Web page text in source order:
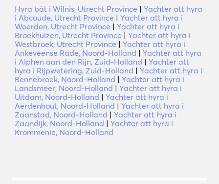
Hyra båt i Wilnis, Utrecht Province | Yachter att hyra
i Abcoude, Utrecht Province | Yachter att hyra i
Woerden, Utrecht Province | Yachter att hyra i
Broekhuizen, Utrecht Province | Yachter att hyra i
Westbroek, Utrecht Province | Yachter att hyra i
Ankeveense Rade, Noord-Holland | Yachter att hyra
i Alphen aan den Rijn, Zuid-Holland | Yachter att
hyra i Rijpwetering, Zuid-Holland | Yachter att hyra i
Bennebroek, Noord-Holland | Yachter att hyra i
Landsmeer, Noord-Holland | Yachter att hyra i
Uitdam, Noord-Holland | Yachter att hyra i
Aerdenhout, Noord-Holland | Yachter att hyra i
Zaanstad, Noord-Holland | Yachter att hyra i
Zaandijk, Noord-Holland | Yachter att hyra i
Krommenie, Noord-Holland